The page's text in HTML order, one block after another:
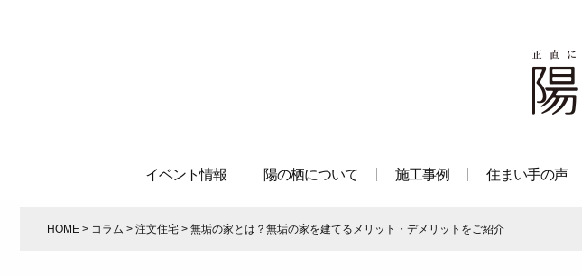
イベント情報 陽の栖について 施工事例 住まい手の声
HOME > コラム > 注文住宅 > 無垢の家とは？無垢の家を建てるメリット・デメリットをご紹介